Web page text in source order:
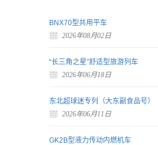
BNX70型共用平车
2026年08月02日
“长三角之星”舒适型旅游列车
2026年06月18日
东北超球迷专列（大东副食品号）
2026年06月11日
GK2B型液力传动内燃机车